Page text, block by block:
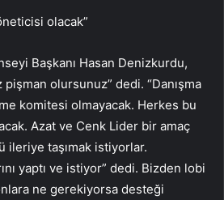
olacak”
Başkanı Hasan Denizkurdu,
olursunuz” dedi. “Danışma
komitesi olmayacak. Herkes bu
Azat ve Cenk Lider bir amaç
ileriye taşımak istiyorlar.
yaptı ve istiyor” dedi. Bizden lobi
ne gerekiyorsa desteği